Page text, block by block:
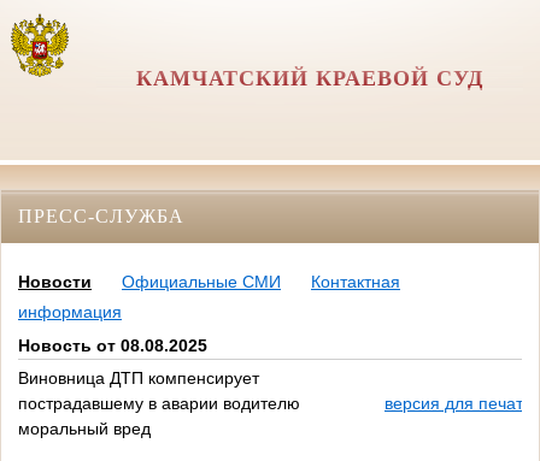
КАМЧАТСКИЙ КРАЕВОЙ СУД
ПРЕСС-СЛУЖБА
Новости Официальные СМИ
Контактная
информация
Новость от 08.08.2025
Виновница ДТП компенсирует
пострадавшему в аварии водителю
моральный вред
версия для печати